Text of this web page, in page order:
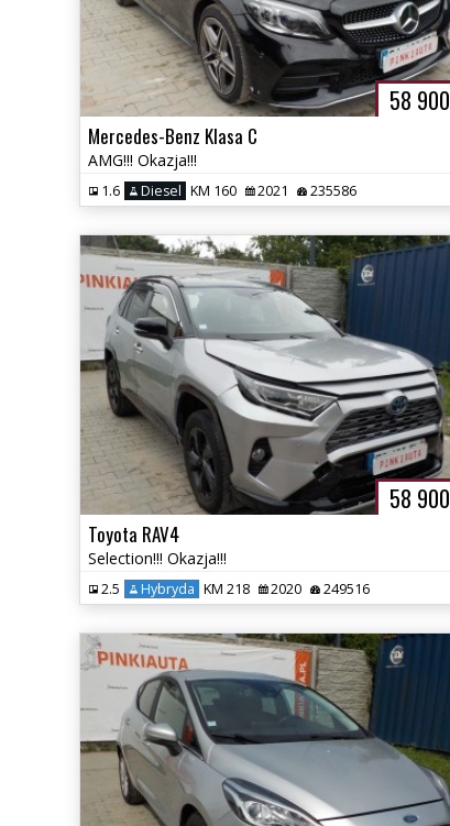
58 900
Mercedes-Benz Klasa C
AMG!!! Okazja!!!
1.6 Diesel KM 160 2021 235586
58 900
Toyota RAV4
Selection!!! Okazja!!!
2.5 Hybryda KM 218 2020 249516